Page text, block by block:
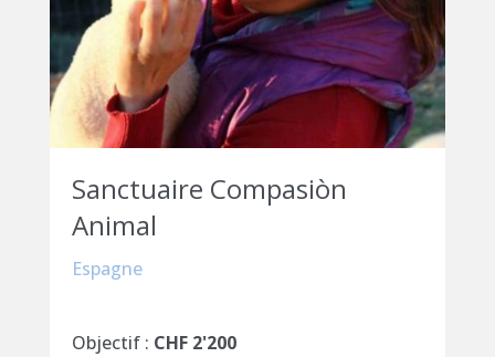
Sanctuaire Compasiòn
Animal
Espagne
Objectif : CHF 2'200